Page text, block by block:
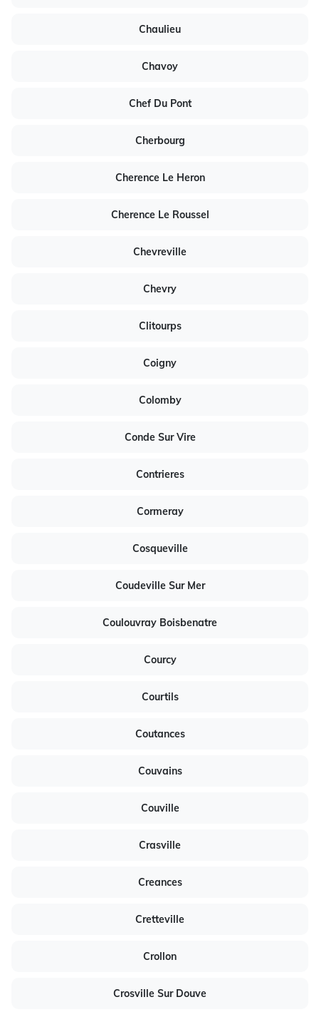
Chaulieu
Chavoy
Chef Du Pont
Cherbourg
Cherence Le Heron
Cherence Le Roussel
Chevreville
Chevry
Clitourps
Coigny
Colomby
Conde Sur Vire
Contrieres
Cormeray
Cosqueville
Coudeville Sur Mer
Coulouvray Boisbenatre
Courcy
Courtils
Coutances
Couvains
Couville
Crasville
Creances
Cretteville
Crollon
Crosville Sur Douve